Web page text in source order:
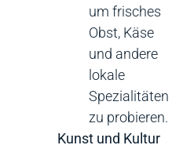
um frisches
Obst, Käse
und andere
lokale
Spezialitäten
zu probieren.
Kunst und Kultur